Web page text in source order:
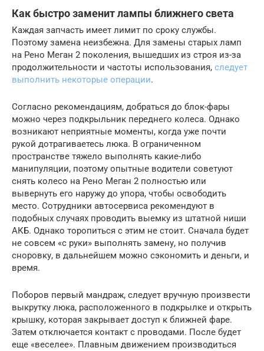
Как быстро заменит лампы ближнего света
Каждая запчасть имеет лимит по сроку службы.
Поэтому замена неизбежна. Для замены старых ламп
на Рено Меган 2 поколения, вышедших из строя из-за
продолжительности и частоты использования, следует
выполнить некоторые операции.
Согласно рекомендациям, добраться до блок-фары
можно через подкрыльник переднего колеса. Однако
возникают неприятные моменты, когда уже почти
рукой дотрагиваетесь люка. В ограниченном
пространстве тяжело выполнять какие-либо
манипуляции, поэтому опытные водители советуют
снять колесо на Рено Меган 2 полностью или
вывернуть его наружу до упора, чтобы освободить
место. Сотрудники автосервиса рекомендуют в
подобных случаях проводить выемку из штатной ниши
АКБ. Однако торопиться с этим не стоит. Сначала будет
не совсем «с руки» выполнять замену, но получив
сноровку, в дальнейшем можно сэкономить и деньги, и
время.
Поборов первый мандраж, следует вручную произвести
выкрутку люка, расположенного в подкрылке и открыть
крышку, которая закрывает доступ к ближней фаре.
Затем отключается контакт с проводами. После будет
еще «веселее». Плавным движением производиться